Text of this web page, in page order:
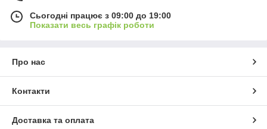
Сьогодні працює з 09:00 до 19:00
Показати весь графік роботи
Про нас
Контакти
Доставка та оплата